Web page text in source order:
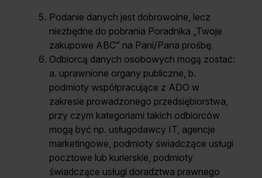
Podanie danych jest dobrowolne, lecz
niezbędne do pobrania Poradnika „Twoje
zakupowe ABC” na Pani/Pana prośbę.
Odbiorcą danych osobowych mogą zostać:
a. uprawnione organy publiczne, b.
podmioty współpracujące z ADO w
zakresie prowadzonego przedsiębiorstwa,
przy czym kategoriami takich odbiorców
mogą być np. usługodawcy IT, agencje
marketingowe, podmioty świadczące usługi
pocztowe lub kurierskie, podmioty
świadczące usługi doradztwa prawnego